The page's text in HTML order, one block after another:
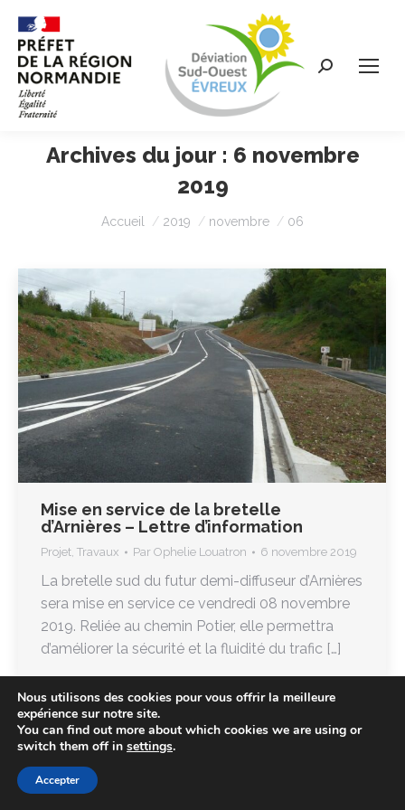
Recherche
Archives du jour : 6 novembre
2019
Vous êtes ici :
Accueil 2019 novembre 06
Mise en service de la bretelle
d’Arnières – Lettre d’information
Projet Travaux Par Ophelie Louatron 6 novembre 2019
La bretelle sud du futur demi-diffuseur d’Arnières
sera mise en service ce vendredi 08 novembre
2019. Reliée au chemin Potier, elle permettra
d’améliorer la sécurité et la fluidité du trafic […]
Nous utilisons des cookies pour vous offrir la meilleure
expérience sur notre site.
You can find out more about which cookies we are using or
switch them off in settings.
Accepter